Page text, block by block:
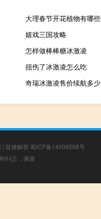
大理春节开花植物有哪些
嬉戏三国攻略
怎样做棒棒糖冰激凌
扭伤了冰激凌怎么吃
奇瑞冰激凌售价续航多少
| 疑难解答 蜀ICP备14006568号
纠正，谢谢